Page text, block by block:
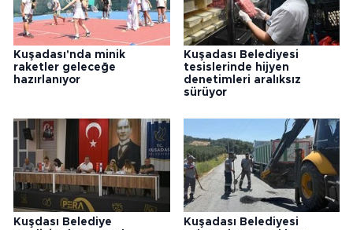
Kuşadası'nda minik
raketler geleceğe
hazırlanıyor
Kuşadası Belediyesi
tesislerinde hijyen
denetimleri aralıksız
sürüyor
Kuşdası Belediye
Kuşadası Belediyesi